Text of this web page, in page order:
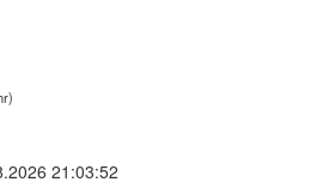
21:03:52